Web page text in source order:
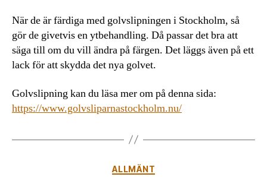
När de är färdiga med golvslipningen i Stockholm, så
gör de givetvis en ytbehandling. Då passar det bra att
säga till om du vill ändra på färgen. Det läggs även på ett
lack för att skydda det nya golvet.
Golvslipning kan du läsa mer om på denna sida:
https://www.golvsliparnastockholm.nu/
Kategorier
ALLMÄNT